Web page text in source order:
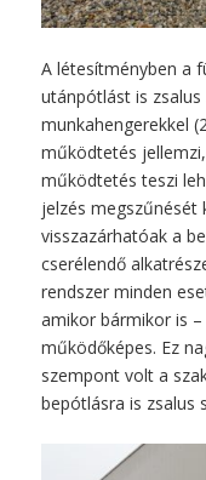
A létesítményben a
utánpótlást is
munkahengerekkel
működtetés
működtetés teszi
jelzés megszűnését
visszazárhatóak a
cserélendő
rendszer minden
amikor bármikor is
működőképes. Ez
szempont volt a
bepótlásra is zsalus